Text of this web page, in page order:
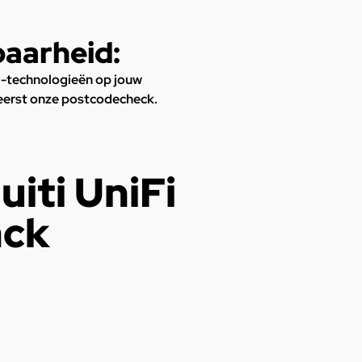
technologieën op jouw
onze postcodecheck.
UniFi